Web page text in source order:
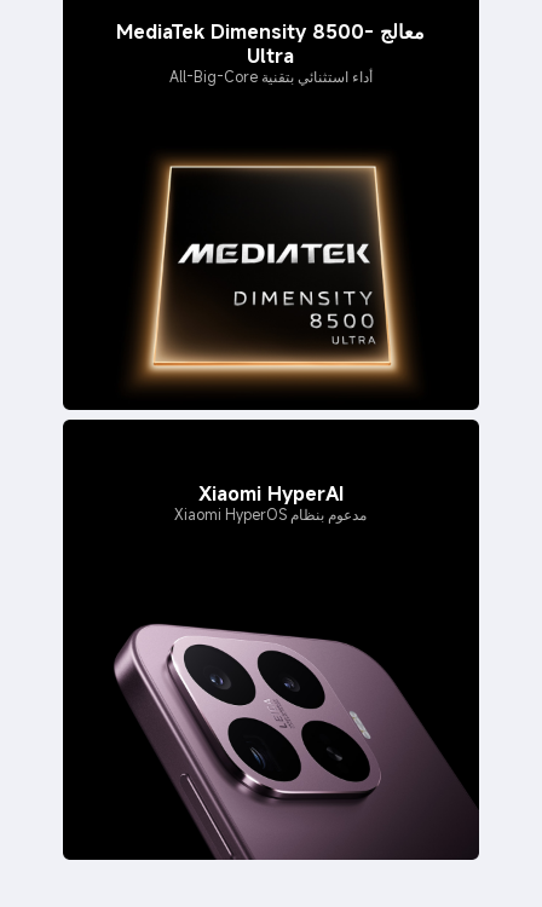
معالج MediaTek Dimensity 8500-
Ultra
أداء استثنائي بتقنية All-Big-Core
Xiaomi HyperAI
مدعوم بنظام Xiaomi HyperOS